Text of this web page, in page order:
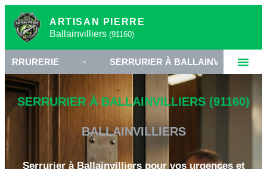
ARTISAN PIERRE
Ballainvilliers (91160)
• SERRURIER À BALLAINVILLIERS
SERRURIER À BALLAINVILLIERS (91160)
BALLAINVILLIERS
Serrurier à Ballainvilliers pour vos urgences et